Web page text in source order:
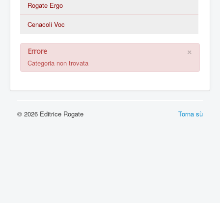
Rogate Ergo
Cenacoli Voc
×
Errore
Categoria non trovata
Torna sù
© 2026 Editrice Rogate